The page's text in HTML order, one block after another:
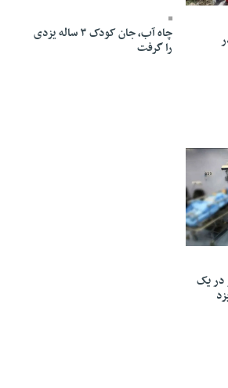
در چاه آب، جان کودک ۳ ساله یزدی
را گرفت
۵۰ نفر در یک